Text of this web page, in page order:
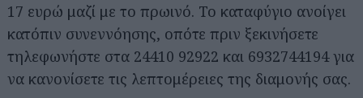
17 ευρώ μαζί με το πρωινό. Το καταφύγιο ανοίγει
κατόπιν συνεννόησης, οπότε πριν ξεκινήσετε
τηλεφωνήστε στα 24410 92922 και 6932744194 για
να κανονίσετε τις λεπτομέρειες της διαμονής σας.